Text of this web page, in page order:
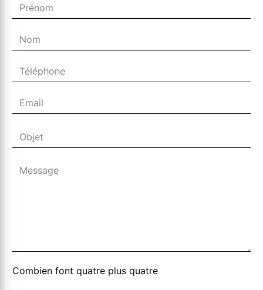
Combien font quatre plus quatre